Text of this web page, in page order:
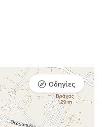
Οδηγίες